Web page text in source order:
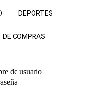
DEPORTES
DE COMPRAS
de usuario